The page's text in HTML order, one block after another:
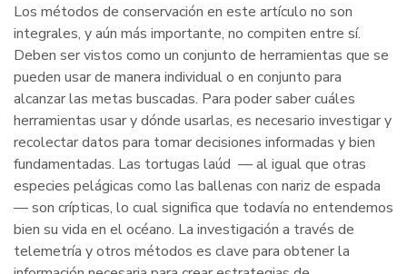
Los métodos de conservación en este artículo no son
integrales, y aún más importante, no compiten entre sí.
Deben ser vistos como un conjunto de herramientas que se
pueden usar de manera individual o en conjunto para
alcanzar las metas buscadas. Para poder saber cuáles
herramientas usar y dónde usarlas, es necesario investigar y
recolectar datos para tomar decisiones informadas y bien
fundamentadas. Las tortugas laúd — al igual que otras
especies pelágicas como las ballenas con nariz de espada
— son crípticas, lo cual significa que todavía no entendemos
bien su vida en el océano. La investigación a través de
telemetría y otros métodos es clave para obtener la